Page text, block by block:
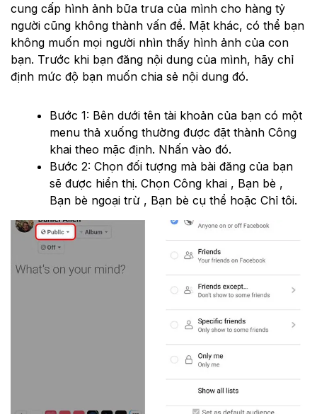
cung cấp hình ảnh bữa trưa của mình cho hàng tỷ
người cũng không thành vấn đề. Mặt khác, có thể bạn
không muốn mọi người nhìn thấy hình ảnh của con
bạn. Trước khi bạn đăng nội dung của mình, hãy chỉ
định mức độ bạn muốn chia sẻ nội dung đó.
Bước 1: Bên dưới tên tài khoản của bạn có một
menu thả xuống thường được đặt thành Công
khai theo mặc định. Nhấn vào đó.
Bước 2: Chọn đối tượng mà bài đăng của bạn
sẽ được hiển thị. Chọn Công khai , Bạn bè ,
Bạn bè ngoại trừ , Bạn bè cụ thể hoặc Chỉ tôi.